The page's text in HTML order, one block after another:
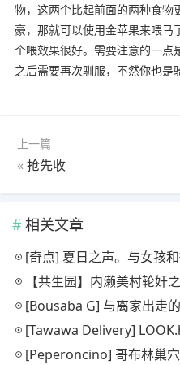
物，这两个比起前面的两种食物
豪，那就可以使用金苹果来喂马
个喂效果很好。需要注意的一点
之后需要再次驯服，不然你也是
上一篇
«抢先收
相关文章
[奇点] 夏日之声。与女孩和御宅族的秘密课后生活。 [シン・
【共生园】内濑美村轮奸
[Bousaba G] 与离家出走的女孩
[Tawawa Delivery]
[Peperoncino] 哥布林巢